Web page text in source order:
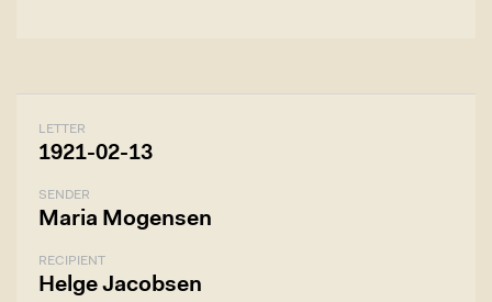
LETTER
1921-02-13
SENDER
Maria Mogensen
RECIPIENT
Helge Jacobsen